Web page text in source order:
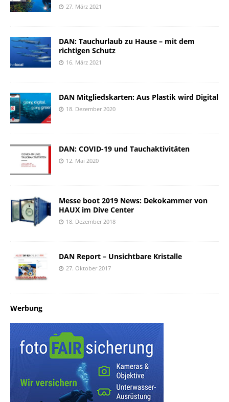
27. März 2021
DAN: Tauchurlaub zu Hause – mit dem
richtigen Schutz
16. März 2021
DAN Mitgliedskarten: Aus Plastik wird Digital
18. Dezember 2020
DAN: COVID-19 und Tauchaktivitäten
12. Mai 2020
Messe boot 2019 News: Dekokammer von
HAUX im Dive Center
18. Dezember 2018
DAN Report – Unsichtbare Kristalle
27. Oktober 2017
Werbung